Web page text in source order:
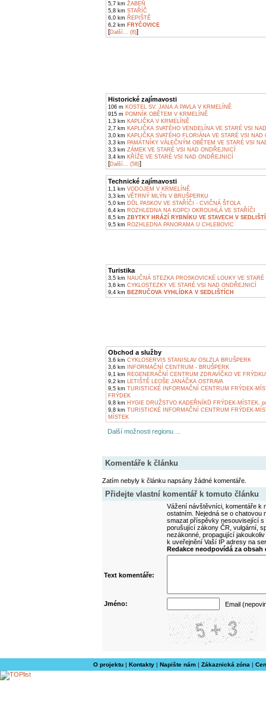
5,7 km ŽABEŇ
5,8 km STAŘÍČ
6,0 km ŘEPIŠTĚ
6,2 km FRYČOVICE
[Další... (8)]
Historické zajímavosti
106 m KOSTEL SV. JANA A PAVLA V KRMELÍNĚ
915 m POMNÍK OBĚTEM V KRMELÍNĚ
1,3 km KAPLIČKA V KRMELÍNĚ
2,7 km KAPLIČKA SVATÉHO VENDELÍNA VE STARÉ VSI
3,0 km KAPLIČKA SVATÉHO FLORIÁNA VE STARÉ VSI NAD
3,3 km PAMÁTNÍKY VÁLEČNÝM OBĚTEM VE STARÉ VSI
3,3 km ZÁMEK VE STARÉ VSI NAD ONDŘEJNICÍ
3,4 km KŘÍŽE VE STARÉ VSI NAD ONDŘEJNICÍ
[Další... (58)]
Technické zajímavosti
1,1 km VODOJEM V KRMELÍNĚ
3,3 km VĚTRNÝ MLÝN V BRUŠPERKU
5,0 km DŮL PASKOV VE STAŘÍČI - CVIČNÁ ŠTOLA
6,4 km ROZHLEDNA NA KOPCI OKROUHLÁ VE STAŘÍČI
8,5 km ZBYTKY HRÁZÍ RYBNÍKU VE STAVECH V
9,5 km ROZHLEDNA PANORAMA U CHLEBOVIC
Turistika
3,5 km NAUČNÁ STEZKA PROSKOVICKÉ LOUKY VE
3,6 km CYKLOSTEZKY VE STARÉ VSI NAD ONDŘEJNICÍ
9,4 km BEZRUČOVA VYHLÍDKA V SEDLIŠTÍCH
Obchod a služby
3,6 km CYKLOSERVIS STANISLAV OSLZLA BRUŠPERK
3,6 km INFORMAČNÍ CENTRUM - BRUŠPERK
9,1 km REGENERAČNÍ CENTRUM ZDRAVÍČKO VE
9,2 km LETIŠTĚ LEOŠE JANÁČKA OSTRAVA
9,5 km TURISTICKÉ INFORMAČNÍ CENTRUM FRÝDEK-
FRÝDEK
9,8 km HYGIE DRUŽSTVO KADEŘNÍKŮ FRÝDEK-MÍSTEK,
9,8 km TURISTICKÉ INFORMAČNÍ CENTRUM FRÝDEK-
MÍSTEK
Další možnosti regionu ...
Komentáře k článku
Zatím nebyly k článku napsány žádné komentáře.
Přidejte vlastní komentář k tomuto článku
Vážení návštěvníci, komentáře k
ostatním. Nejedná se o
smazat příspěvky nesouvisející
porušující zákony ČR, vulgární,
nezákonné, propagující
k uveřejnění Vaší IP adresy na
Redakce neodpovídá za
Text komentáře:
Jméno: Email
O projektu| Kontakty| Napište nám| Zákaznická zóna |